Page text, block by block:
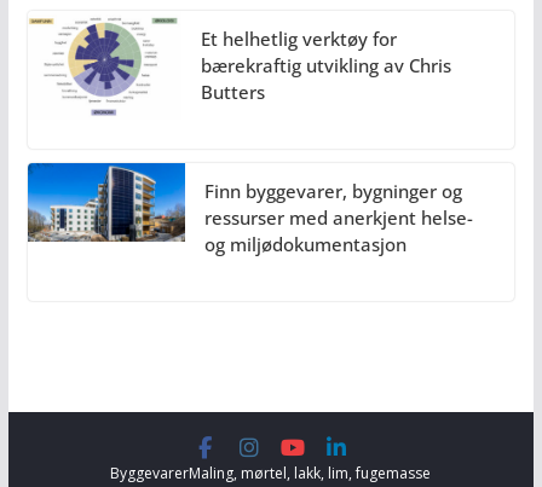
Et helhetlig verktøy for
bærekraftig utvikling av Chris
Butters
Finn byggevarer, bygninger og
ressurser med anerkjent helse-
og miljødokumentasjon
ByggevarerMaling, mørtel, lakk, lim, fugemasse